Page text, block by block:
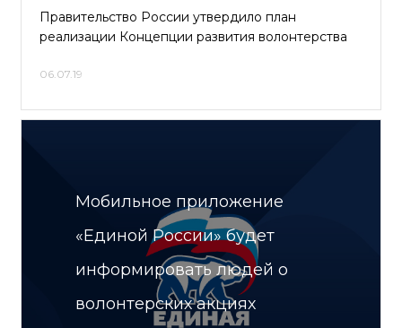
Правительство России утвердило план
реализации Концепции развития волонтерства
06.07.19
Мобильное приложение
«Единой России» будет
информировать людей о
волонтерских акциях